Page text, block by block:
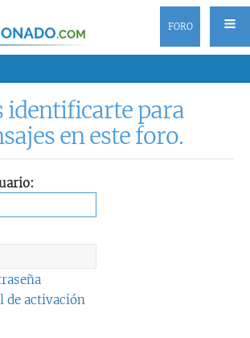
FORO
identificarte para
en este foro.
de activación